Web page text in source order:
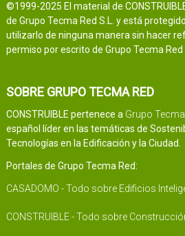
©1999-2025 El material de
de Grupo Tecma Red S.L. y está
utilizarlo de ninguna manera sin hacer
permiso por escrito de Grupo Tecma Red
SOBRE GRUPO TECMA RED
CONSTRUIBLE pertenece a Grupo
español líder en las temáticas de
Tecnologías en la Edificación y la Ciudad.
Portales de Grupo Tecma Red:
CASADOMO - Todo sobre Edificios
CONSTRUIBLE - Todo sobre